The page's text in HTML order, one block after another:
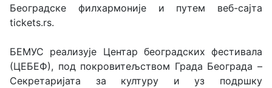
Београдске филхармоније и путем веб-сајта
tickets.rs.
БЕМУС реализује Центар београдских фестивала
(ЦЕБЕФ), под покровитељством Града Београда –
Секретаријата за културу и уз подршку